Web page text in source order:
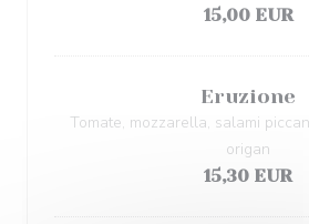
15,00 EUR
Eruzione
Tomate, mozzarella, salami
origan
15,30 EUR